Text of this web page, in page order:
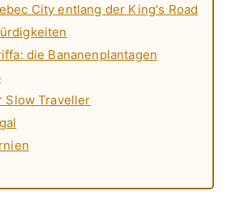
City entlang der King's Road
die Bananenplantagen
Slow Traveller